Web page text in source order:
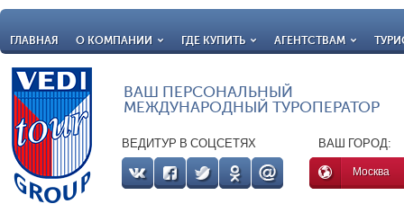
ГЛАВНАЯ О КОМПАНИИ ГДЕ КУПИТЬ АГЕНТСТВАМ
ВАШ ПЕРСОНАЛЬНЫЙ
МЕЖДУНАРОДНЫЙ ТУРОПЕРАТОР
ВЕДИТУР В СОЦСЕТЯХ ВАШ ГОРОД:
Москва